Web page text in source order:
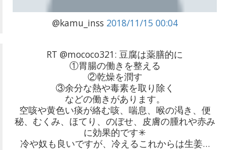
@kamu_inss 2018/11/15 00:04
RT @mococo321: 豆腐は薬膳的に
①胃腸の働きを整える
②乾燥を潤す
③余分な熱や毒素を取り除く
などの働きがあります。
空咳や黄色い痰が絡む咳、喘息、喉の渇き、便
秘、むくみ、ほてり、のぼせ、皮膚の腫れや赤み
に効果的です✳︎
冷や奴も良いですが、冷えるこれからは生姜…